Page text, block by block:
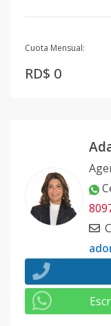
Cuota Mensual:
RD$ 0